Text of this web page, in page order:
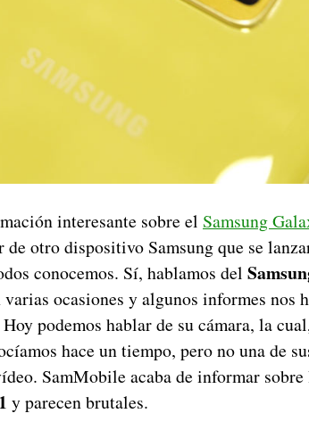
interesante sobre el Samsung
otro dispositivo Samsung que se
conocemos. Sí, hablamos del
ocasiones y algunos informes nos
podemos hablar de su cámara, la
hace un tiempo, pero no una de
SamMobile acaba de informar sobre
y parecen brutales.